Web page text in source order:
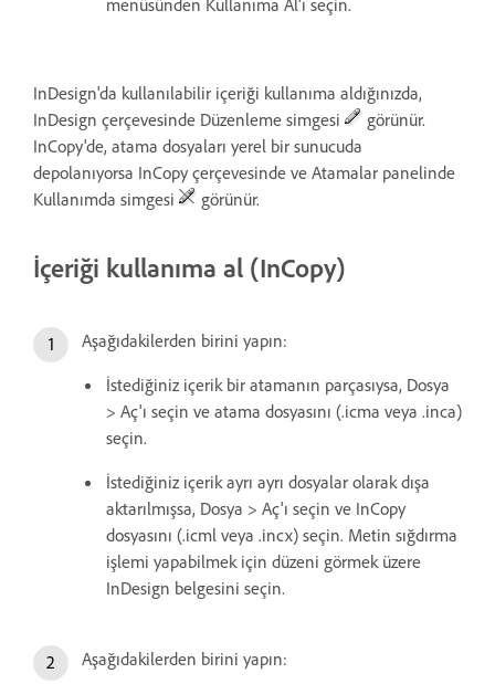
InDesign'da kullanılabilir içeriği kullanıma aldığınızda,
InDesign çerçevesinde Düzenleme simgesi
görünür.
InCopy'de, atama dosyaları yerel bir sunucuda
depolanıyorsa InCopy çerçevesinde ve Atamalar panelinde
Kullanımda simgesi
görünür.
İçeriği kullanıma al (InCopy)
Aşağıdakilerden birini yapın:
İstediğiniz içerik bir atamanın parçasıysa, Dosya
> Aç'ı seçin ve atama dosyasını (.icma veya .inca)
seçin.
İstediğiniz içerik ayrı ayrı dosyalar olarak dışa
aktarılmışsa, Dosya > Aç'ı seçin ve InCopy
dosyasını (.icml veya .incx) seçin. Metin sığdırma
işlemi yapabilmek için düzeni görmek üzere
InDesign belgesini seçin.
Aşağıdakilerden birini yapın: